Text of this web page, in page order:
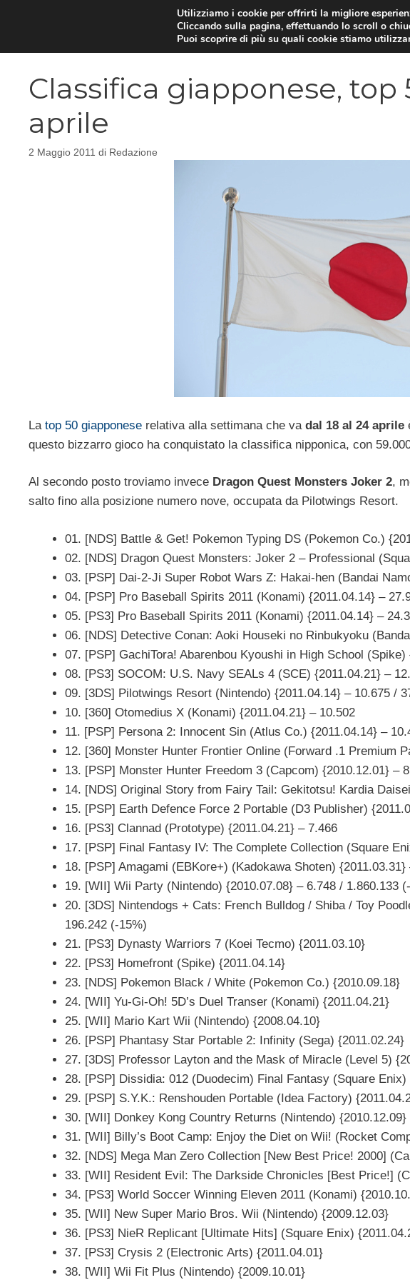
Classifica giapponese, top
aprile
2 Maggio 2011 di Redazione
La top 50 giapponese relativa alla settimana che va dal 18 al 24 aprile
questo bizzarro gioco ha conquistato la classifica nipponica, con
Al secondo posto troviamo invece Dragon Quest Monsters Joker 2,
salto fino alla posizione numero nove, occupata da Pilotwings Resort.
01. [NDS] Battle & Get! Pokemon Typing DS (Pokemon Co.)
02. [NDS] Dragon Quest Monsters: Joker 2 – Professional
03. [PSP] Dai-2-Ji Super Robot Wars Z: Hakai-hen (Bandai
04. [PSP] Pro Baseball Spirits 2011 (Konami) {2011.04.14} –
05. [PS3] Pro Baseball Spirits 2011 (Konami) {2011.04.14} –
06. [NDS] Detective Conan: Aoki Houseki no Rinbukyoku
07. [PSP] GachiTora! Abarenbou Kyoushi in High School (Spike)
08. [PS3] SOCOM: U.S. Navy SEALs 4 (SCE) {2011.04.21} –
09. [3DS] Pilotwings Resort (Nintendo) {2011.04.14} – 10.675 /
10. [360] Otomedius X (Konami) {2011.04.21} – 10.502
11. [PSP] Persona 2: Innocent Sin (Atlus Co.) {2011.04.14} –
12. [360] Monster Hunter Frontier Online (Forward .1 Premium
13. [PSP] Monster Hunter Freedom 3 (Capcom) {2010.12.01} –
14. [NDS] Original Story from Fairy Tail: Gekitotsu! Kardia
15. [PSP] Earth Defence Force 2 Portable (D3 Publisher)
16. [PS3] Clannad (Prototype) {2011.04.21} – 7.466
17. [PSP] Final Fantasy IV: The Complete Collection (Square
18. [PSP] Amagami (EBKore+) (Kadokawa Shoten)
19. [WII] Wii Party (Nintendo) {2010.07.08} – 6.748 / 1.860.133
20. [3DS] Nintendogs + Cats: French Bulldog / Shiba / Toy
196.242 (-15%)
21. [PS3] Dynasty Warriors 7 (Koei Tecmo) {2011.03.10}
22. [PS3] Homefront (Spike) {2011.04.14}
23. [NDS] Pokemon Black / White (Pokemon Co.) {2010.09.18}
24. [WII] Yu-Gi-Oh! 5D’s Duel Transer (Konami) {2011.04.21}
25. [WII] Mario Kart Wii (Nintendo) {2008.04.10}
26. [PSP] Phantasy Star Portable 2: Infinity (Sega) {2011.02.24}
27. [3DS] Professor Layton and the Mask of Miracle (Level 5)
28. [PSP] Dissidia: 012 (Duodecim) Final Fantasy (Square Enix)
29. [PSP] S.Y.K.: Renshouden Portable (Idea Factory)
30. [WII] Donkey Kong Country Returns (Nintendo) {2010.12.09}
31. [WII] Billy’s Boot Camp: Enjoy the Diet on Wii! (Rocket
32. [NDS] Mega Man Zero Collection [New Best Price! 2000]
33. [WII] Resident Evil: The Darkside Chronicles [Best Price!]
34. [PS3] World Soccer Winning Eleven 2011 (Konami)
35. [WII] New Super Mario Bros. Wii (Nintendo) {2009.12.03}
36. [PS3] NieR Replicant [Ultimate Hits] (Square Enix)
37. [PS3] Crysis 2 (Electronic Arts) {2011.04.01}
38. [WII] Wii Fit Plus (Nintendo) {2009.10.01}
Utilizziamo i cookie per offrirti la migliore
Cliccando sulla pagina, effettuando lo scroll o
Puoi scoprire di più su quali cookie stiamo